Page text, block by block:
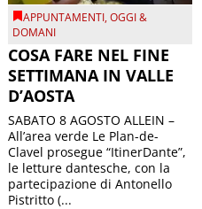
APPUNTAMENTI,OGGI &
DOMANI
COSA FARE NEL FINE
SETTIMANA IN VALLE
D’AOSTA
SABATO 8 AGOSTO ALLEIN –
All’area verde Le Plan-de-
Clavel prosegue “ItinerDante”,
le letture dantesche, con la
partecipazione di Antonello
Pistritto (...